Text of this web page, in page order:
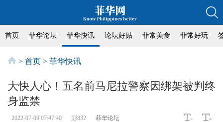
首页 菲华论坛 菲华快讯 论坛好贴 菲常美食 菲常好玩
> 首页 > 菲华快讯
大快人心！五名前马尼拉警察因绑架被判终
身监禁
2022-07-09 07:47:40 彭832 菲华论坛